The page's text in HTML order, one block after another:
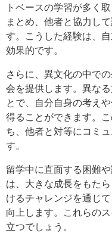
トベースの学習が多く
まとめ、他者と協力し
す。こうした経験は、
効果的です。
さらに、異文化の中で
会を提供します。異な
とで、自分自身の考え
得ることができます。
ち、他者と対等にコミ
す。
留学中に直面する困難
は、大きな成長をもた
けるチャレンジを通じ
向上します。これらの
立つでしょう。